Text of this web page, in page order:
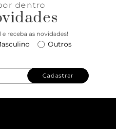
dentro
receba as novidades!
Outros
Cadastrar